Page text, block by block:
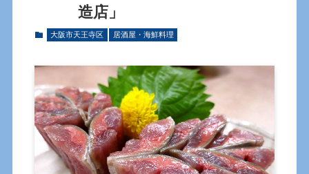
造店」
大阪市天王寺区 居酒屋・海鮮料理